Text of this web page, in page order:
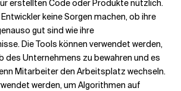
erstellten Code oder Produkte nützlich.
keine Sorgen machen, ob ihre
gut sind wie ihre
Die Tools können verwendet werden,
des Unternehmens zu bewahren und es
Mitarbeiter den Arbeitsplatz wechseln.
werden, um Algorithmen auf